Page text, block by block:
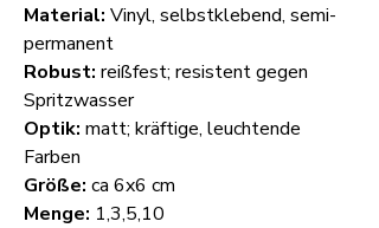
Material: Vinyl, selbstklebend, semi-
permanent
Robust: reißfest; resistent gegen
Spritzwasser
Optik: matt; kräftige, leuchtende
Farben
Größe: ca 6x6 cm
Menge: 1,3,5,10